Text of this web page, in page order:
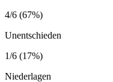
4/6 (67%)
Unentschieden
1/6 (17%)
Niederlagen